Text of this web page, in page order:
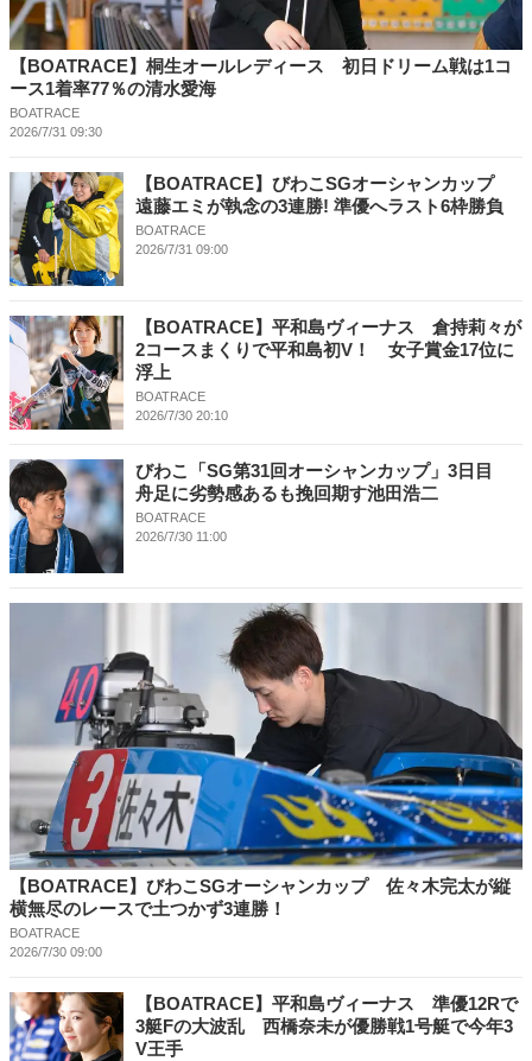
【BOATRACE】桐生オールレディース 初日ドリーム戦は1コ
ース1着率77％の清水愛海
BOATRACE
2026/7/31 09:30
【BOATRACE】びわこSGオーシャンカップ
遠藤エミが執念の3連勝! 準優へラスト6枠勝負
BOATRACE
2026/7/31 09:00
【BOATRACE】平和島ヴィーナス 倉持莉々が
2コースまくりで平和島初V！ 女子賞金17位に
浮上
BOATRACE
2026/7/30 20:10
びわこ「SG第31回オーシャンカップ」3日目
舟足に劣勢感あるも挽回期す池田浩二
BOATRACE
2026/7/30 11:00
【BOATRACE】びわこSGオーシャンカップ 佐々木完太が縦
横無尽のレースで土つかず3連勝！
BOATRACE
2026/7/30 09:00
【BOATRACE】平和島ヴィーナス 準優12Rで
3艇Fの大波乱 西橋奈未が優勝戦1号艇で今年3
V王手